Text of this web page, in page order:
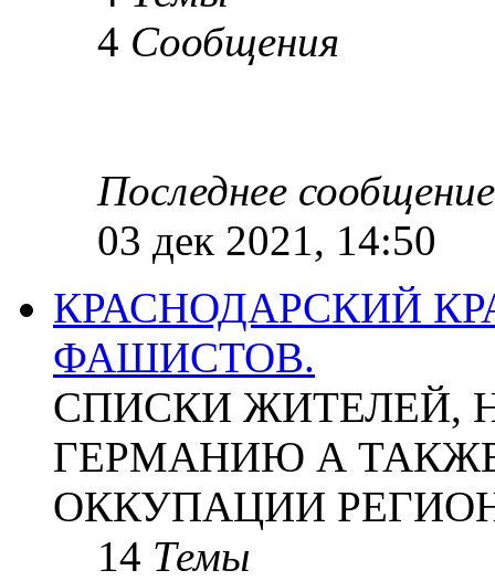
4 Сообщения
Последнее сообщение
03 дек 2021, 14:50
КРАСНОДАРСКИЙ
ФАШИСТОВ.
СПИСКИ ЖИТЕЛЕЙ,
ГЕРМАНИЮ А
ОККУПАЦИИ
14 Темы